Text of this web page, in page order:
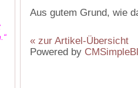
Aus gutem Grund, wie
« zur Artikel-Übersicht
Powered by